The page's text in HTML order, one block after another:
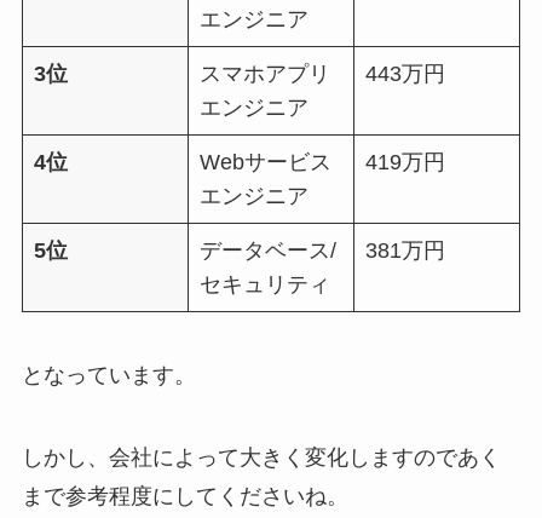
エンジニア
3位
スマホアプリ
エンジニア
443万円
4位
Webサービス
エンジニア
419万円
5位
データベース/
セキュリティ
381万円
となっています。
しかし、会社によって大きく変化しますのであく
まで参考程度にしてくださいね。